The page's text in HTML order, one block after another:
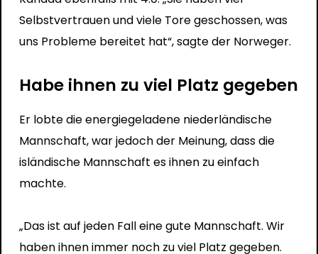
Selbstvertrauen und viele Tore geschossen, was
uns Probleme bereitet hat“, sagte der Norweger.
Habe ihnen zu viel Platz gegeben
Er lobte die energiegeladene niederländische
Mannschaft, war jedoch der Meinung, dass die
isländische Mannschaft es ihnen zu einfach
machte.
„Das ist auf jeden Fall eine gute Mannschaft. Wir
haben ihnen immer noch zu viel Platz gegeben.